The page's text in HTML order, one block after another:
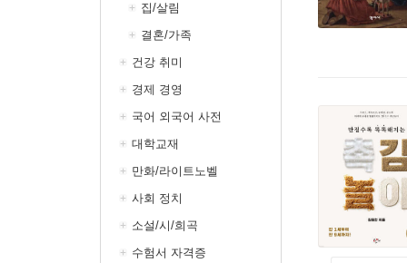
집/살림
결혼/가족
건강 취미
경제 경영
국어 외국어 사전
대학교재
만화/라이트노벨
사회 정치
소설/시/희곡
수험서 자격증